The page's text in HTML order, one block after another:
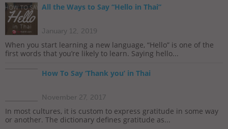
All the Ways to Say “Hello in Thai”
January 12, 2019
When you start learning a new language, “Hello” is one of the
first words that you’re likely to learn. Saying hello...
How To Say ‘Thank you’ in Thai
November 27, 2017
In most cultures, it is custom to express gratitude in some way
or another. The dictionary defines gratitude as...